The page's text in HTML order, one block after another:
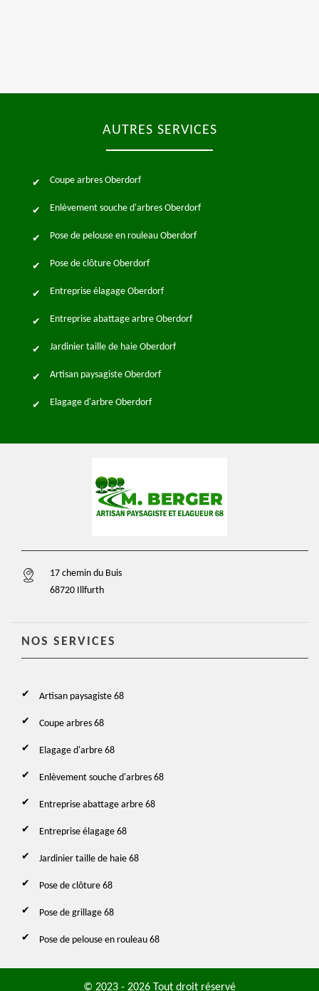
AUTRES SERVICES
Coupe arbres Oberdorf
Enlèvement souche d'arbres Oberdorf
Pose de pelouse en rouleau Oberdorf
Pose de clôture Oberdorf
Entreprise élagage Oberdorf
Entreprise abattage arbre Oberdorf
Jardinier taille de haie Oberdorf
Artisan paysagiste Oberdorf
Elagage d'arbre Oberdorf
17 chemin du Buis
68720 Illfurth
NOS SERVICES
Artisan paysagiste 68
Coupe arbres 68
Elagage d'arbre 68
Enlèvement souche d'arbres 68
Entreprise abattage arbre 68
Entreprise élagage 68
Jardinier taille de haie 68
Pose de clôture 68
Pose de grillage 68
Pose de pelouse en rouleau 68
© 2023 - 2026 Tout droit réservé